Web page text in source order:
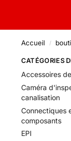
Accueil /
CATÉGORIES
Accessoires
Caméra
canalisation
Connectiques
composants
EPI